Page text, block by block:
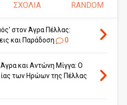
ΣΧΟΛΙΑ RANDOM
στον Άγρα Πέλλας:
και Παράδοση
0
και Αντώνη Μίγγα: Ο
των Ηρώων της Πέλλας